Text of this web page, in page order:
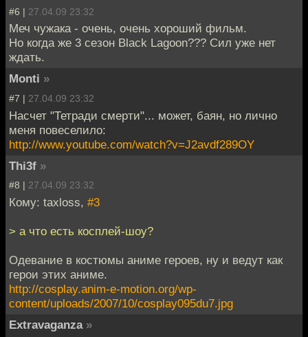
#6 | 27.04.09 23:32
Меч чужака - очень, очень хороший фильм.
Но когда же 3 сезон Black Lagoon??? Сил уже нет
ждать.
Monti »
#7 | 27.04.09 23:32
Насчет "Тетради смерти"... может, баян, но лично
меня повеселило:
http://www.youtube.com/watch?v=J2avdf289OY
Thi3f »
#8 | 27.04.09 23:32
Кому: taxloss, #3
> а что есть косплей-шоу?
Одевание в костюмы аниме героев, ну и ведут как
герои этих аниме.
http://cosplay.anim-e-motion.org/wp-
content/uploads/2007/10/cosplay095du7.jpg
Extravaganza »